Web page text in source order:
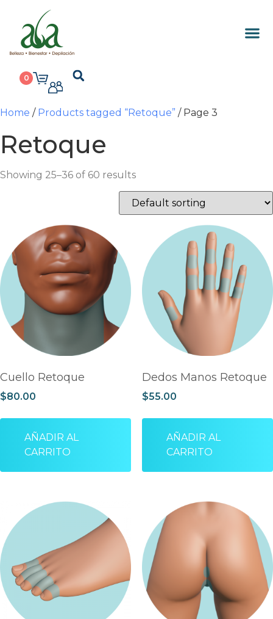
0
Home / Products tagged “Retoque” / Page 3
Retoque
Showing 25–36 of 60 results
Cuello Retoque
$80.00
AÑADIR AL
CARRITO
Dedos Manos Retoque
$55.00
AÑADIR AL
CARRITO